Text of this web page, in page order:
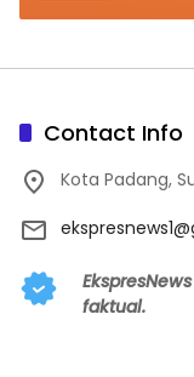
Contact Info
Kota Padang,
faktual.